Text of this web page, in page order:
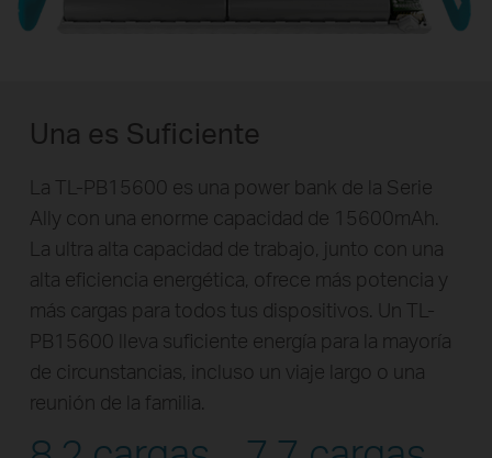
Una es Suficiente
La TL-PB15600 es una power bank de la Serie
Ally con una enorme capacidad de 15600mAh.
La ultra alta capacidad de trabajo, junto con una
alta eficiencia energética, ofrece más potencia y
más cargas para todos tus dispositivos. Un TL-
PB15600 lleva suficiente energía para la mayoría
de circunstancias, incluso un viaje largo o una
reunión de la familia.